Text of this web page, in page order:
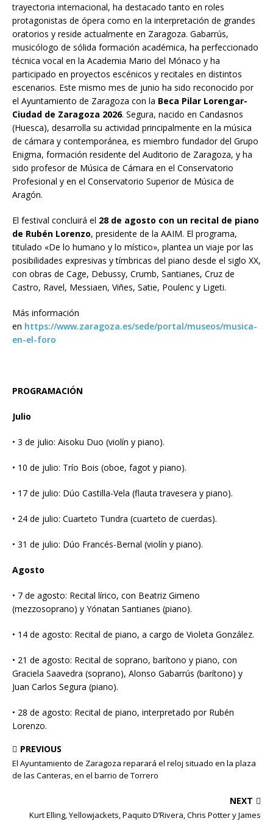
trayectoria internacional, ha destacado tanto en roles
protagonistas de ópera como en la interpretación de grandes
oratorios y reside actualmente en Zaragoza. Gabarrús,
musicólogo de sólida formación académica, ha perfeccionado
técnica vocal en la Academia Mario del Mónaco y ha
participado en proyectos escénicos y recitales en distintos
escenarios. Este mismo mes de junio ha sido reconocido por
el Ayuntamiento de Zaragoza con la Beca Pilar Lorengar-
Ciudad de Zaragoza 2026. Segura, nacido en Candasnos
(Huesca), desarrolla su actividad principalmente en la música
de cámara y contemporánea, es miembro fundador del Grupo
Enigma, formación residente del Auditorio de Zaragoza, y ha
sido profesor de Música de Cámara en el Conservatorio
Profesional y en el Conservatorio Superior de Música de
Aragón.
El festival concluirá el 28 de agosto con un recital de piano
de Rubén Lorenzo, presidente de la AAIM. El programa,
titulado «De lo humano y lo místico», plantea un viaje por las
posibilidades expresivas y tímbricas del piano desde el siglo XX,
con obras de Cage, Debussy, Crumb, Santianes, Cruz de
Castro, Ravel, Messiaen, Viñes, Satie, Poulenc y Ligeti.
Más información
en https://www.zaragoza.es/sede/portal/museos/musica-
en-el-foro
PROGRAMACIÓN
Julio
• 3 de julio: Aisoku Duo (violín y piano).
• 10 de julio: Trío Bois (oboe, fagot y piano).
• 17 de julio: Dúo Castilla-Vela (flauta travesera y piano).
• 24 de julio: Cuarteto Tundra (cuarteto de cuerdas).
• 31 de julio: Dúo Francés-Bernal (violín y piano).
Agosto
• 7 de agosto: Recital lírico, con Beatriz Gimeno
(mezzosoprano) y Yónatan Santianes (piano).
• 14 de agosto: Recital de piano, a cargo de Violeta González.
• 21 de agosto: Recital de soprano, barítono y piano, con
Graciela Saavedra (soprano), Alonso Gabarrús (barítono) y
Juan Carlos Segura (piano).
• 28 de agosto: Recital de piano, interpretado por Rubén
Lorenzo.
PREVIOUS
El Ayuntamiento de Zaragoza reparará el reloj situado en la plaza
de las Canteras, en el barrio de Torrero
NEXT
Kurt Elling, Yellowjackets, Paquito D’Rivera, Chris Potter y James